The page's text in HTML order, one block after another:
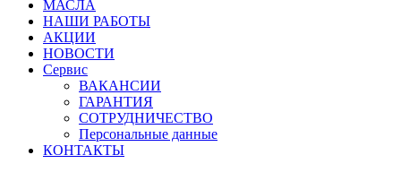
МАСЛА
НАШИ РАБОТЫ
АКЦИИ
НОВОСТИ
Сервис
ВАКАНСИИ
ГАРАНТИЯ
СОТРУДНИЧЕСТВО
Персональные данные
КОНТАКТЫ